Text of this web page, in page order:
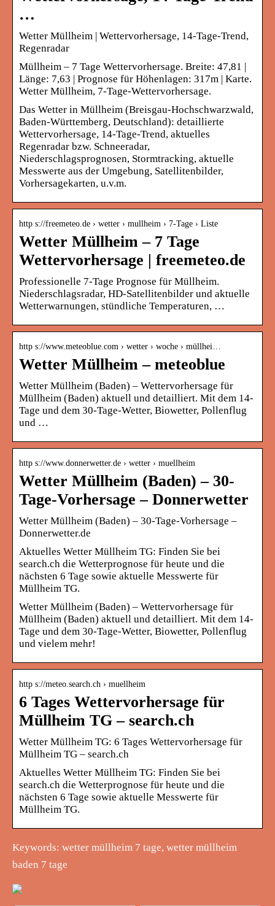
…
Wetter Müllheim | Wettervorhersage, 14-Tage-Trend,
Regenradar
Müllheim – 7 Tage Wettervorhersage. Breite: 47,81 |
Länge: 7,63 | Prognose für Höhenlagen: 317m | Karte.
Wetter Müllheim, 7-Tage-Wettervorhersage.
Das Wetter in Müllheim (Breisgau-Hochschwarzwald,
Baden-Württemberg, Deutschland): detaillierte
Wettervorhersage, 14-Tage-Trend, aktuelles
Regenradar bzw. Schneeradar,
Niederschlagsprognosen, Stormtracking, aktuelle
Messwerte aus der Umgebung, Satellitenbilder,
Vorhersagekarten, u.v.m.
http s://freemeteo.de › wetter › mullheim › 7-Tage › Liste
Wetter Müllheim – 7 Tage
Wettervorhersage | freemeteo.de
Professionelle 7-Tage Prognose für Müllheim.
Niederschlagsradar, HD-Satellitenbilder und aktuelle
Wetterwarnungen, stündliche Temperaturen, …
http s://www.meteoblue.com › wetter › woche › müllhei…
Wetter Müllheim – meteoblue
Wetter Müllheim (Baden) – Wettervorhersage für
Müllheim (Baden) aktuell und detailliert. Mit dem 14-
Tage und dem 30-Tage-Wetter, Biowetter, Pollenflug
und …
http s://www.donnerwetter.de › wetter › muellheim
Wetter Müllheim (Baden) – 30-
Tage-Vorhersage – Donnerwetter
Wetter Müllheim (Baden) – 30-Tage-Vorhersage –
Donnerwetter.de
Aktuelles Wetter Müllheim TG: Finden Sie bei
search.ch die Wetterprognose für heute und die
nächsten 6 Tage sowie aktuelle Messwerte für
Müllheim TG.
Wetter Müllheim (Baden) – Wettervorhersage für
Müllheim (Baden) aktuell und detailliert. Mit dem 14-
Tage und dem 30-Tage-Wetter, Biowetter, Pollenflug
und vielem mehr!
http s://meteo.search.ch › muellheim
6 Tages Wettervorhersage für
Müllheim TG – search.ch
Wetter Müllheim TG: 6 Tages Wettervorhersage für
Müllheim TG – search.ch
Aktuelles Wetter Müllheim TG: Finden Sie bei
search.ch die Wetterprognose für heute und die
nächsten 6 Tage sowie aktuelle Messwerte für
Müllheim TG.
Keywords: wetter müllheim 7 tage, wetter müllheim
baden 7 tage